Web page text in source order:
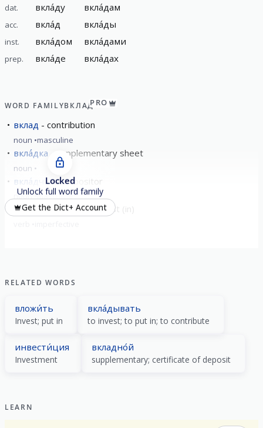
dat. вкла́ду вкла́дам
acc. вкла́д вкла́ды
inst. вкла́дом вкла́дами
prep. вкла́де вкла́дах
WORD FAMILYВКЛАДPRO
вклад contribution
noun masculine
вкла́дка supplementary sheet
noun
вкла́дчик depositor
noun masculine
вкла́дываться to invest (in)
Locked
Unlock full word family
Get the Dict+ Account
RELATED WORDS
вложи́ть
Invest; put in
вкла́дывать
to invest; to put in; to contribute
инвести́ция
Investment
вкладно́й
supplementary; certificate of deposit
LEARN